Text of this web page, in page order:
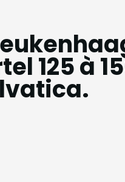
125 à